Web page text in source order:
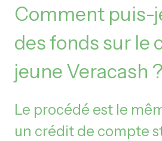
Comment puis-
des fonds sur le
jeune Veracash ?
Le procédé est le
un crédit de compte